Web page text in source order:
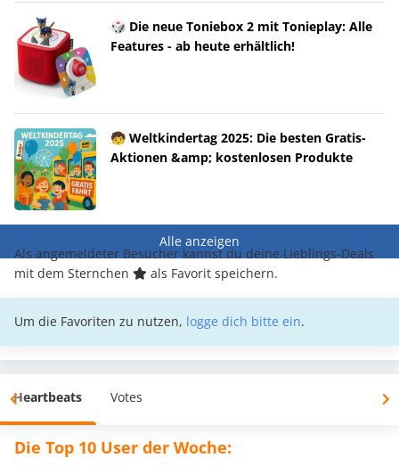
🎲 Die neue Toniebox 2 mit Tonieplay: Alle
Features - ab heute erhältlich!
🧒 Weltkindertag 2025: Die besten Gratis-
Aktionen &amp; kostenlosen Produkte
Alle anzeigen
Als angemeldeter Besucher kannst du deine Lieblings-Deals
mit dem Sternchen
als Favorit speichern.
Um die Favoriten zu nutzen, logge dich bitte ein.
Heartbeats Votes
Die Top 10 User der Woche: